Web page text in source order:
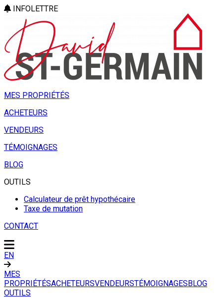
INFOLETTRE
MES PROPRIÉTÉS
ACHETEURS
VENDEURS
TÉMOIGNAGES
BLOG
OUTILS
Calculateur de prêt hypothécaire
Taxe de mutation
CONTACT
EN
MES
PROPRIÉTÉSACHETEURSVENDEURSTÉMOIGNAGESBLOG
OUTILS